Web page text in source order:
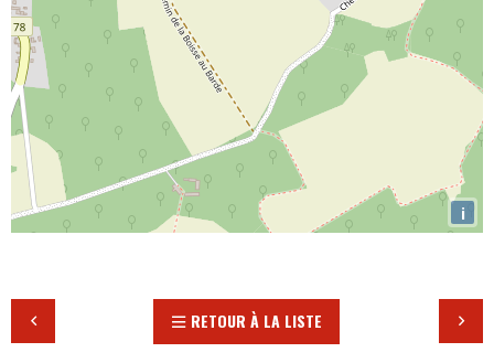
i
RETOUR À LA LISTE